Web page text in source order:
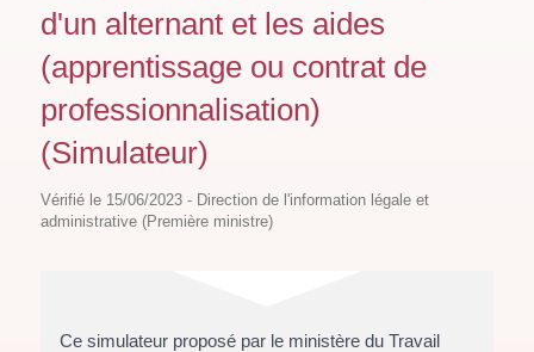
d'un alternant et les aides
(apprentissage ou contrat de
professionnalisation)
(Simulateur)
Vérifié le 15/06/2023 - Direction de l'information légale et
administrative (Première ministre)
Ce simulateur proposé par le ministère du Travail